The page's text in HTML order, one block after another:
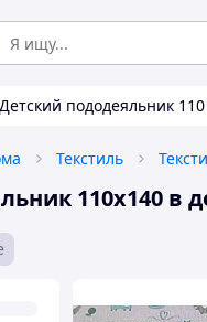
Детский пододеяльник
Текстиль
110х140 в